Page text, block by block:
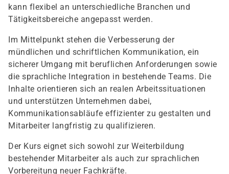
kann flexibel an unterschiedliche Branchen und
Tätigkeitsbereiche angepasst werden.
Im Mittelpunkt stehen die Verbesserung der
mündlichen und schriftlichen Kommunikation, ein
sicherer Umgang mit beruflichen Anforderungen sowie
die sprachliche Integration in bestehende Teams. Die
Inhalte orientieren sich an realen Arbeitssituationen
und unterstützen Unternehmen dabei,
Kommunikationsabläufe effizienter zu gestalten und
Mitarbeiter langfristig zu qualifizieren.
Der Kurs eignet sich sowohl zur Weiterbildung
bestehender Mitarbeiter als auch zur sprachlichen
Vorbereitung neuer Fachkräfte.